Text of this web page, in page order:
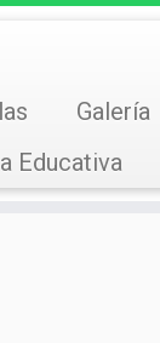
Galería
Educativa